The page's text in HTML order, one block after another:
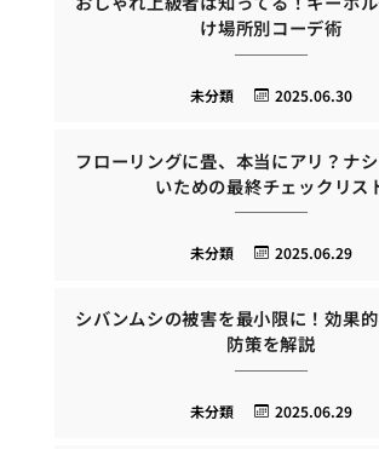
け場所別コーデ術
2025.06.30
未分類
フローリングに畳、本当にアリ？ナ
いための最終チェックリス
2025.06.29
未分類
シバンムシの被害を最小限に！効果
防策を解説
2025.06.29
未分類